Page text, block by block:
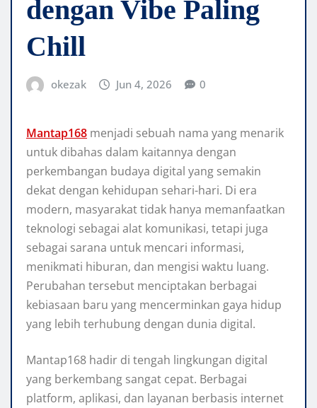
dengan Vibe Paling
Chill
okezak Jun 4, 2026 0
Mantap168 menjadi sebuah nama yang menarik
untuk dibahas dalam kaitannya dengan
perkembangan budaya digital yang semakin
dekat dengan kehidupan sehari-hari. Di era
modern, masyarakat tidak hanya memanfaatkan
teknologi sebagai alat komunikasi, tetapi juga
sebagai sarana untuk mencari informasi,
menikmati hiburan, dan mengisi waktu luang.
Perubahan tersebut menciptakan berbagai
kebiasaan baru yang mencerminkan gaya hidup
yang lebih terhubung dengan dunia digital.
Mantap168 hadir di tengah lingkungan digital
yang berkembang sangat cepat. Berbagai
platform, aplikasi, dan layanan berbasis internet